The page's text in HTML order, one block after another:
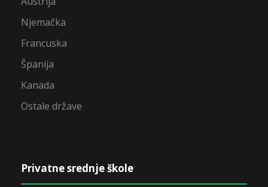
Njemačka
Francuska
Španija
Kanada
Ostale države
Privatne srednje škole